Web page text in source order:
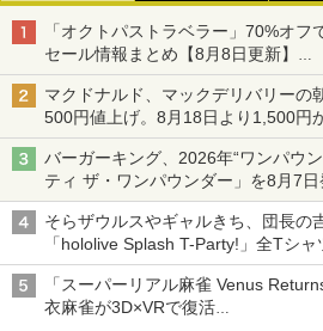
「オクトパストラベラー」70%オ
セール情報まとめ【8月8日更新】
ニンテンドーeショップでは「大神
マクドナルド、マックデリバリーの
500円値上げ。8月18日より1,500円
バーガーキング、2026年“ワンパウ
ティ ザ・ワンパウンダー」を8月7日
「特製ガーリックマヨソース」を使
そらザウルスやギャルきち、団長の
「hololive Splash T-Party!」全Tシャ
ライン販売開始
「スーパーリアル麻雀 Venus
衣麻雀が3D×VRで復活